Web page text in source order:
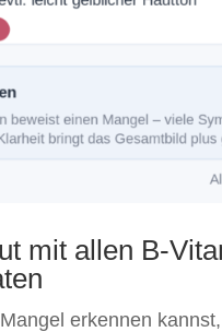
mit allen B-
erkennen